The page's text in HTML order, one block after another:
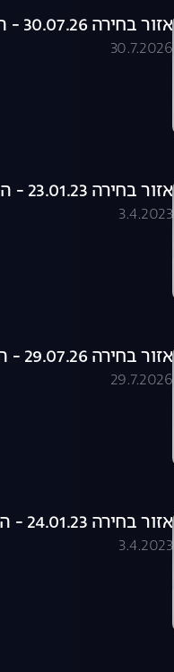
אזור בחירה 30.07.26 - התכנית המלאה
30.7.2026
אזור בחירה 23.01.23 - התכנית המלאה
3.4.2023
אזור בחירה 29.07.26 - התכנית המלאה
29.7.2026
אזור בחירה 24.01.23 - התכנית המלאה
3.4.2023